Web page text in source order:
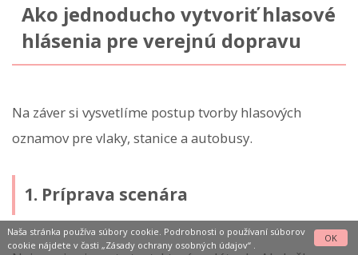
Ako jednoducho vytvoriť hlasové
hlásenia pre verejnú dopravu
Na záver si vysvetlíme postup tvorby hlasových
oznamov pre vlaky, stanice a autobusy.
1. Príprava scenára
Naša stránka používa súbory cookie. Podrobnosti o používaní súborov
cookie nájdete v časti „Zásady ochrany osobných údajov“.
OK